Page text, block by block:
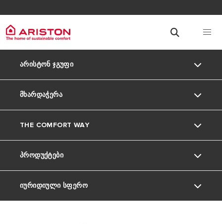
ᲐᲠᲘᲡᲢᲝᲜ ᲯᲒᲣᲤᲘ
ვინ ვართ ჩვენ
ჯგუფი
კარიერა
ᲛᲮᲐᲠᲓᲐᲭᲔᲠᲐ
კლიენტის მომსახურება
THE COMFORT WAY
ხრიკები და რჩევები
ᲞᲠᲝᲓᲣᲥᲢᲔᲑᲘ
გათბობის ქვაბები
ᲘᲣᲠᲘᲓᲘᲣᲚᲘ ᲡᲤᲔᲠᲝ